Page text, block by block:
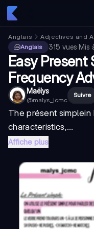
Anglais Adjectives and
Anglais
315 vues·Mis
Easy Present
Frequency
Maëlys
@malys_jcmc
Suivre
Theprésent simplein
characteristics,...
Affiche plus